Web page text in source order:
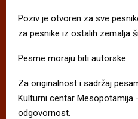
Poziv je otvoren za sve
za pesnike iz ostalih zemalja
Pesme moraju biti autorske.
Za originalnost i sadržaj
Kulturni centar Mesopotamija
odgovornost.